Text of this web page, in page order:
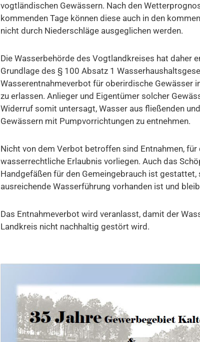
vogtländischen Gewässern. Nach den
kommenden Tage können diese auch in den
nicht durch Niederschläge ausgeglichen werden.
Die Wasserbehörde des Vogtlandkreises hat daher
Grundlage des § 100 Absatz 1
Wasserentnahmeverbot für oberirdische Gewässer
zu erlassen. Anlieger und Eigentümer solcher
Widerruf somit untersagt, Wasser aus fließenden
Gewässern mit Pumpvorrichtungen zu entnehmen.
Nicht von dem Verbot betroffen sind Entnahmen, für
wasserrechtliche Erlaubnis vorliegen. Auch das
Handgefäßen für den Gemeingebrauch ist gestattet,
ausreichende Wasserführung vorhanden ist und
Das Entnahmeverbot wird veranlasst, damit der
Landkreis nicht nachhaltig gestört wird.